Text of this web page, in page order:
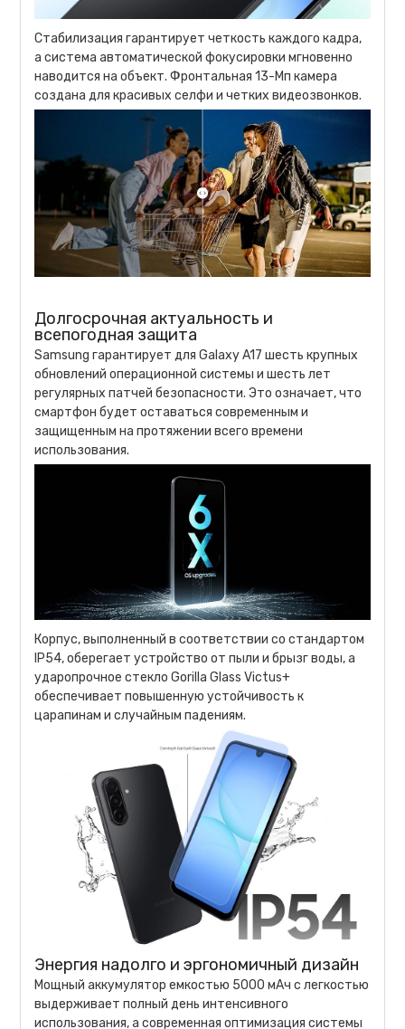
Стабилизация гарантирует четкость каждого кадра,
а система автоматической фокусировки мгновенно
наводится на объект. Фронтальная 13-Мп камера
создана для красивых селфи и четких видеозвонков.
Долгосрочная актуальность и
всепогодная защита
Samsung гарантирует для Galaxy A17 шесть крупных
обновлений операционной системы и шесть лет
регулярных патчей безопасности. Это означает, что
смартфон будет оставаться современным и
защищенным на протяжении всего времени
использования.
Корпус, выполненный в соответствии со стандартом
IP54, оберегает устройство от пыли и брызг воды, а
ударопрочное стекло Gorilla Glass Victus+
обеспечивает повышенную устойчивость к
царапинам и случайным падениям.
Энергия надолго и эргономичный дизайн
Мощный аккумулятор емкостью 5000 мАч с легкостью
выдерживает полный день интенсивного
использования, а современная оптимизация системы